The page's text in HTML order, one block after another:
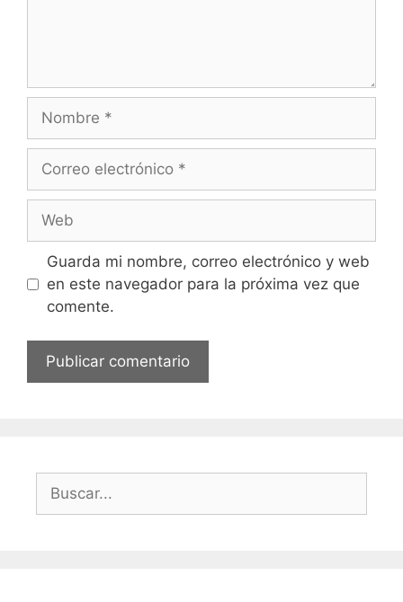
electrónico
Guarda mi nombre, correo electrónico y web
en este navegador para la próxima vez que
comente.
Buscar: